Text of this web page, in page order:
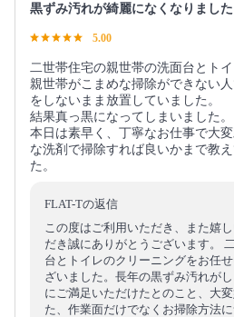
黒ずみ汚れが綺麗になくなりました
5.00
二世帯住宅の親世帯の洗面台とト
親世帯がこまめな掃除ができない
をしないまま放置していました。
結果真っ黒になってしまいました。
本日は素早く、丁寧なお仕事で大
な洗剤で掃除すれば良いかまで教
た。
FLAT-Tの返信
この度はご利用いただき、また嬉
だき誠にありがとうございます。
台とトイレのクリーニングをお任
ざいました。長年の黒ずみ汚れが
にご満足いただけたとのこと、大
た、作業面だけでなくお掃除方法